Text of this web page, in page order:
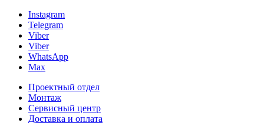
Instagram
Telegram
Viber
Viber
WhatsApp
Max
Проектный отдел
Монтаж
Сервисный центр
Доставка и оплата